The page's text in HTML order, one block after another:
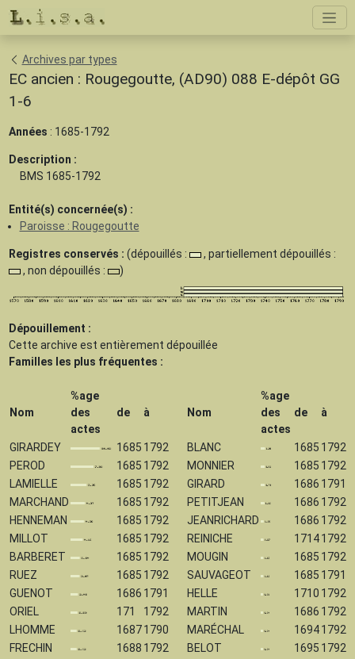
Archives par types
EC ancien : Rougegoutte, (AD90) 088 E-dépôt GG
1-6
Années : 1685-1792
Description :
BMS 1685-1792
Entité(s) concernée(s) :
Paroisse : Rougegoutte
Registres conservés : (dépouillés :
, partiellement dépouillés :
, non dépouillés :
)
Dépouillement :
Cette archive est entièrement dépouillée
Familles les plus fréquentes :
Nom
%age
des
actes
de à
GIRARDEY 1685 1792
PEROD
1685 1792
LAMIELLE
1685 1792
MARCHAND
1685 1792
HENNEMAN
1685 1792
MILLOT
1685 1792
BARBERET
1685 1792
RUEZ
1685 1792
GUENOT
1686 1791
ORIEL
171
1792
LHOMME
1687 1790
FRECHIN
1688 1792
Nom
%age
des
actes
de à
BLANC 1685 1792
MONNIER
1685 1792
GIRARD
1686 1791
PETITJEAN
1686 1792
JEANRICHARD
1686 1792
REINICHE
1714 1792
MOUGIN
1685 1792
SAUVAGEOT
1685 1791
HELLE
1710 1792
MARTIN
1686 1792
MARÉCHAL
1694 1792
BELOT
1695 1792